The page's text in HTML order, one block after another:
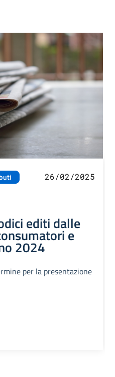
26/02/2025
editi dalle
e
2024
per la presentazione